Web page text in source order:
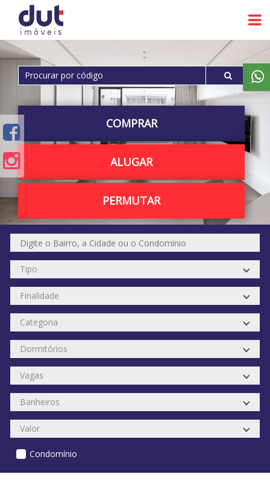
COMPRAR
ALUGAR
PERMUTAR
Condomínio